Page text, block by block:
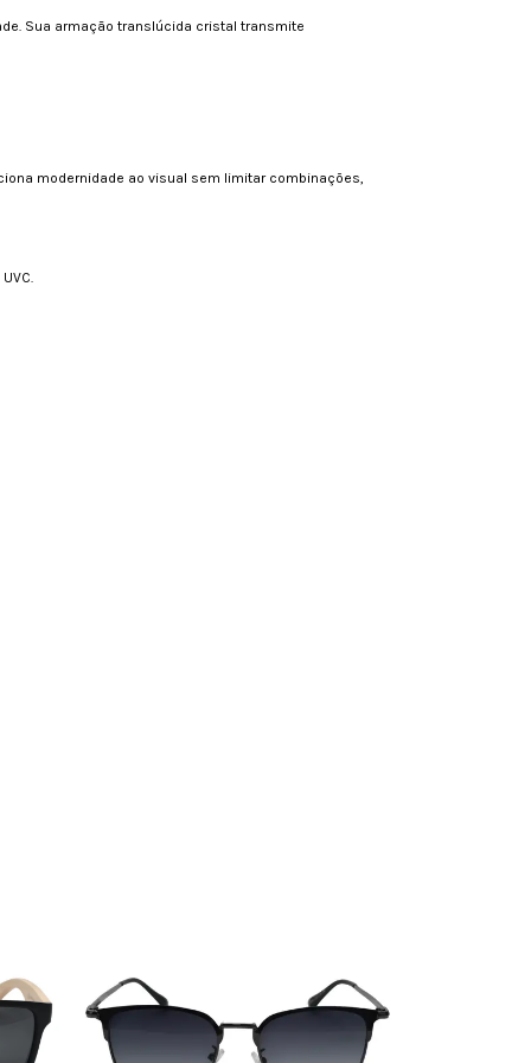
Sua armação translúcida cristal transmite
modernidade ao visual sem limitar combinações,